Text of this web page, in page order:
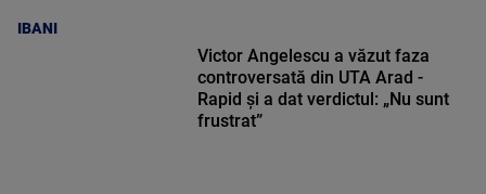
IBANI
Victor Angelescu a văzut faza
controversată din UTA Arad -
Rapid și a dat verdictul: „Nu sunt
frustrat”